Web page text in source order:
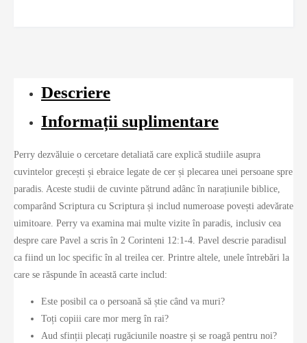
Descriere
Informații suplimentare
Perry dezvăluie o cercetare detaliată care explică studiile asupra
cuvintelor grecești și ebraice legate de cer și plecarea unei persoane spre
paradis. Aceste studii de cuvinte pătrund adânc în narațiunile biblice,
comparând Scriptura cu Scriptura și includ numeroase povești adevărate
uimitoare. Perry va examina mai multe vizite în paradis, inclusiv cea
despre care Pavel a scris în 2 Corinteni 12:1-4. Pavel descrie paradisul
ca fiind un loc specific în al treilea cer. Printre altele, unele întrebări la
care se răspunde în această carte includ:
Este posibil ca o persoană să știe când va muri?
Toți copiii care mor merg în rai?
Aud sfinții plecați rugăciunile noastre și se roagă pentru noi?